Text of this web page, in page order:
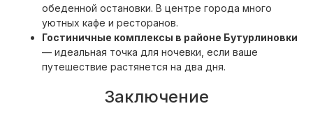
обеденной остановки. В центре города много
уютных кафе и ресторанов.
Гостиничные комплексы в районе Бутурлиновки
— идеальная точка для ночевки, если ваше
путешествие растянется на два дня.
Заключение